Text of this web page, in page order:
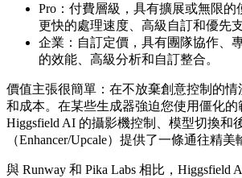
Pro：付費層級，具有擴展或無限的
更快的處理速度、高級自訂和優先支
企業：自訂定價，具有團隊協作、
的效能、高級分析和自訂整合。
價值主張很簡單：在不放棄創意控制的情
和成本。在某些生成器強迫您使用僵化的
Higgsfield AI 的攝影機控制、模型切換和
（Enhancer/Upcale）提供了一條通往精美
與 Runway 和 Pika Labs 相比，Higgsfield